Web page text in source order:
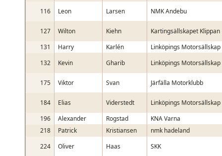
116
Leon Larsen NMK Andebu
127 Wilton Kiehn
Kartingsällskapet Klippan
131
Harry Karlén
Linköpings Motorsällskap
132
Kevin Gharib Linköpings Motorsällskap
175 Viktor Svan Järfälla Motorklubb
184 Elias Viderstedt
Linköpings Motorsällskap
196
Alexander Rogstad
KNA Varna
218
Patrick Kristiansen
nmk hadeland
224
Oliver Haas SKK